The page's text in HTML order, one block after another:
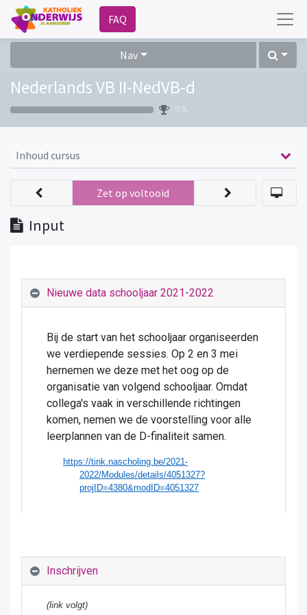
FAQ
Nav
Nederlands VB II-NedVB-d
0 %
Inhoud cursus
Input
Zet op voltooid
Nieuwe data schooljaar 2021-2022
Bij de start van het schooljaar organiseerden
we verdiepende sessies. Op 2 en 3 mei
hernemen we deze met het oog op de
organisatie van volgend schooljaar. Omdat
collega's vaak in verschillende richtingen
komen, nemen we de voorstelling voor alle
leerplannen van de D-finaliteit samen.
https://tink.nascholing.be/2021-
2022/Modules/details/4051327?
projID=4380&modID=4051327
Inschrijven
(link volgt)